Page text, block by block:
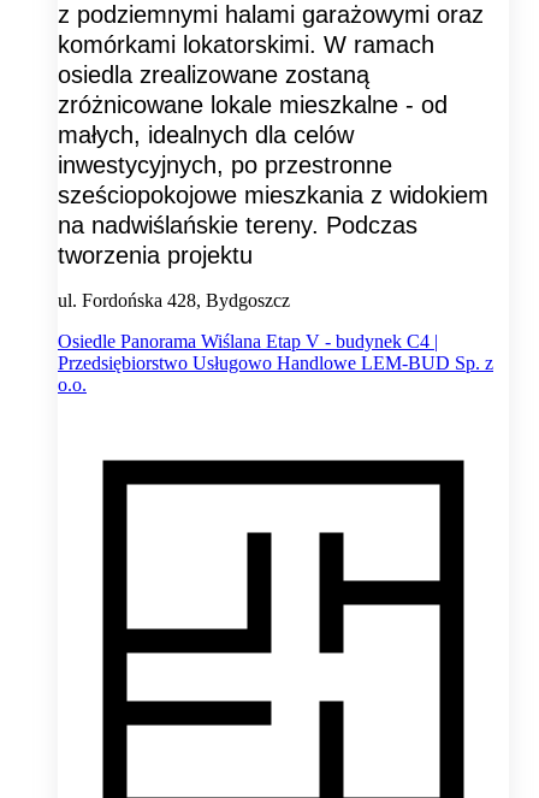
z podziemnymi halami garażowymi oraz
komórkami lokatorskimi. W ramach
osiedla zrealizowane zostaną
zróżnicowane lokale mieszkalne - od
małych, idealnych dla celów
inwestycyjnych, po przestronne
sześciopokojowe mieszkania z widokiem
na nadwiślańskie tereny. Podczas
tworzenia projektu
ul. Fordońska 428, Bydgoszcz
Osiedle Panorama Wiślana Etap V - budynek C4 |
Przedsiębiorstwo Usługowo Handlowe LEM-BUD Sp. z
o.o.